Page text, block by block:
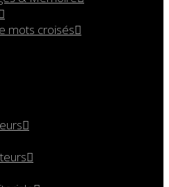
mots croisés